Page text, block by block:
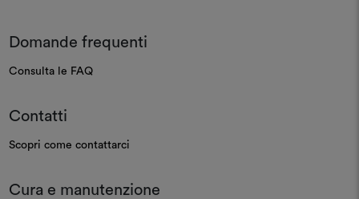
Domande frequenti
Consulta le FAQ
Contatti
Scopri come contattarci
Cura e manutenzione